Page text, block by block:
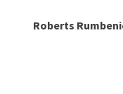
Roberts